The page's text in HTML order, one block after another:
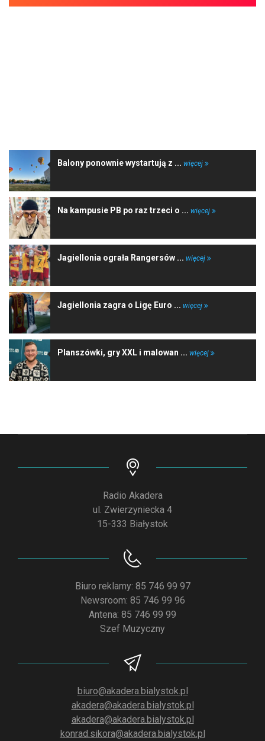
Balony ponownie wystartują z ... więcej
Na kampusie PB po raz trzeci o ... więcej
Jagiellonia ograła Rangersów ... więcej
Jagiellonia zagra o Ligę Euro ... więcej
Planszówki, gry XXL i malowan ... więcej
Radio Akadera
ul. Zwierzyniecka 4
15-333 Białystok
Biuro reklamy: 85 746 99 97
Newsroom: 85 746 99 96
Antena: 85 746 99 99
Szef Muzyczny
biuro@akadera.bialystok.pl
akadera@akadera.bialystok.pl
akadera@akadera.bialystok.pl
konrad.sikora@akadera.bialystok.pl